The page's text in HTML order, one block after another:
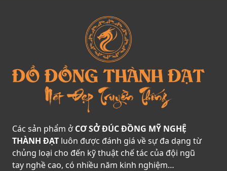
Các sản phẩm ởCƠ SỞ ĐÚC ĐỒNG MỸ NGHỆ
THÀNH ĐẠT luôn được đánh giá về sự đa dạng từ
chủng loại cho đến kỹ thuật chế tác của đội ngũ
tay nghề cao, có nhiều năm kinh nghiệm…